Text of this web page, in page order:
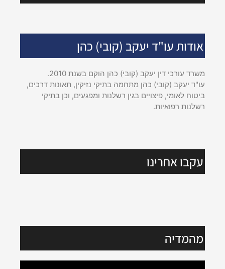
אודות עו"ד יעקב (קובי) כהן
משרד עורכי דין יעקב (קובי) כהן הוקם בשנת 2010.
עו"ד יעקב (קובי) כהן מתחמה בתיקי נזיקין, תאונות דרכים,
ביטוח לאומי, פיצויים בגין רשלנות ומפגעים, וכן בתיקי
רשלנות רפואיות.
עקבו אחרינו
מהמדיה